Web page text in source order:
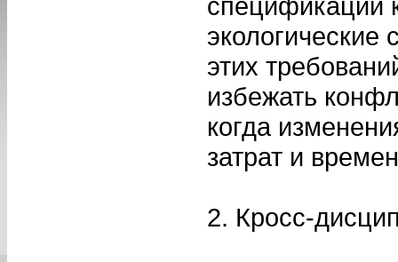
спецификации
этих
избежать
когда
затрат и
2. Кросс-